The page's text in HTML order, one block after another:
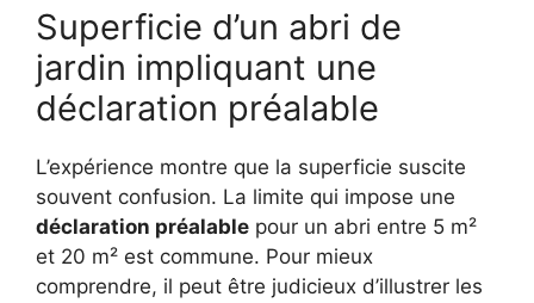
Superficie d’un abri de
jardin impliquant une
déclaration préalable
L’expérience montre que la superficie suscite
souvent confusion. La limite qui impose une
déclaration préalable pour un abri entre 5 m²
et 20 m² est commune. Pour mieux
comprendre, il peut être judicieux d’illustrer les